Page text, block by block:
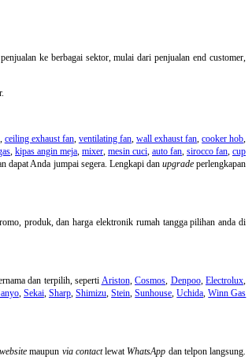
ke berbagai sektor, mulai dari penjualan end customer,
ceiling exhaust fan, ventilating fan,wall exhaust fan ,cooker hob
kipas angin meja mixer mesin cuci auto fan sirocco fan cup
dapat Anda jumpai segera. Lengkapi dan upgradeperlengkapan
produk, dan harga elektronik rumah tangga pilihan anda di
dan terpilih, seperti Ariston, Cosmos Denpoo, Electrolux
, Sekai, Sharp,Shimizu ,Stein ,Sunhouse ,Uchida ,Winn Gas
website maupun via contactlewat WhatsApp dan telpon langsung